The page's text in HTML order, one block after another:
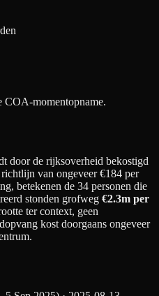
COA-momentopname.
door de rijksoverheid bekostigd
van ongeveer €184 per
, betekenen de 34 personen die
stonden grofweg €2.3m per
ter context, geen
kost doorgaans ongeveer